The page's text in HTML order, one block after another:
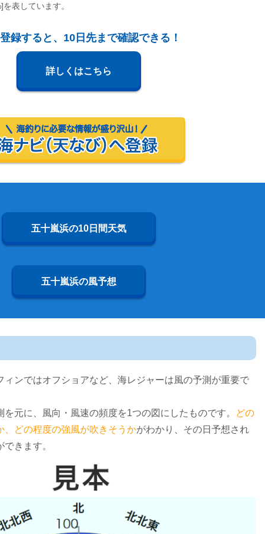
表しています。
録すると、10日先まで確認できる！
詳しくはこちら
五十嵐浜の10日間天気
五十嵐浜の風予想
ィンではオフショアなど、海レジャーは風の予測が重要で
を元に、風向・風速の頻度を1つの図にしたものです。
どの
、どの程度の強風が吹きそうかがわかり、その日予想され
きます。